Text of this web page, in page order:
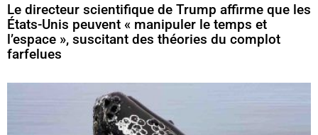
Le directeur scientifique de Trump affirme que les
États-Unis peuvent « manipuler le temps et
l’espace », suscitant des théories du complot
farfelues